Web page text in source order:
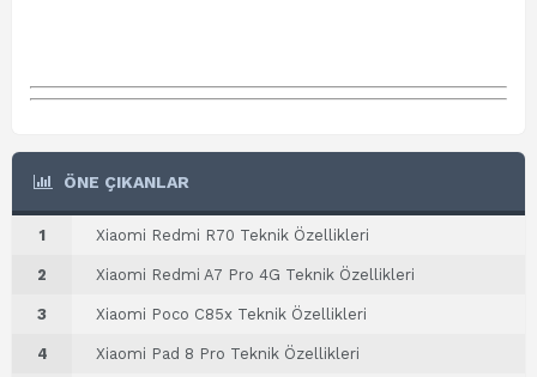
ÖNE ÇIKANLAR
1 Xiaomi Redmi R70 Teknik Özellikleri
2 Xiaomi Redmi A7 Pro 4G Teknik Özellikleri
3 Xiaomi Poco C85x Teknik Özellikleri
4 Xiaomi Pad 8 Pro Teknik Özellikleri